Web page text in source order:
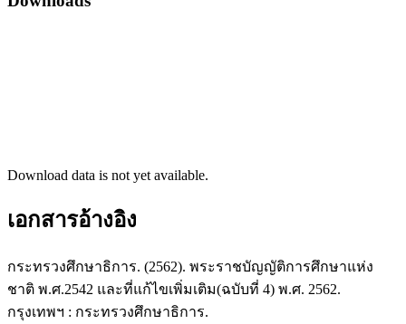
Download data is not yet available.
เอกสารอ้างอิง
กระทรวงศึกษาธิการ. (2562). พระราชบัญญัติการศึกษาแห่ง
ชาติ พ.ศ.2542 และที่แก้ไขเพิ่มเติม(ฉบับที่ 4) พ.ศ. 2562.
กรุงเทพฯ : กระทรวงศึกษาธิการ.